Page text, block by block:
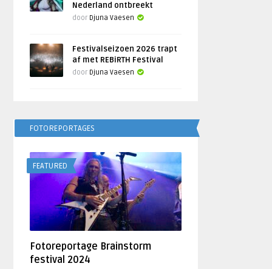
Nederland ontbreekt
door Djuna Vaesen
Festivalseizoen 2026 trapt
af met REBiRTH Festival
door Djuna Vaesen
FOTOREPORTAGES
FEATURED
Fotoreportage Brainstorm
festival 2024